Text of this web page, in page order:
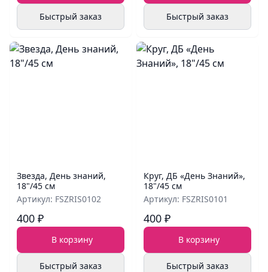
Быстрый заказ Быстрый заказ
Звезда, День знаний,
18"/45 см
Артикул: FSZRIS0102
400 ₽
В корзину
Быстрый заказ
Круг, ДБ «День Знаний»,
18"/45 см
Артикул: FSZRIS0101
400 ₽
В корзину
Быстрый заказ